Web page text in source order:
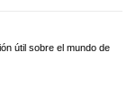
útil sobre el mundo de